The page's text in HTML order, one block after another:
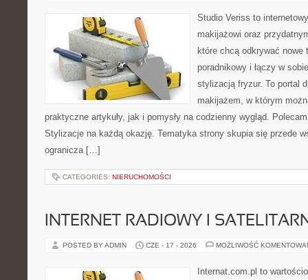
Studio Veriss to
makijażowi oraz
które chcą odkrywać nowe
poradnikowy i łączy w
stylizacją fryzur. To portal
makijażem, w którym
praktyczne artykuły, jak i pomysły na codzienny wygląd.
Stylizacje na każdą okazję. Tematyka strony skupia się przede
ogranicza […]
CATEGORIES: NIERUCHOMOŚCI
INTERNET RADIOWY I
POSTED BY ADMIN CZE - 17 - 2026 MOŻLIWOŚĆ
Internat.com.pl to